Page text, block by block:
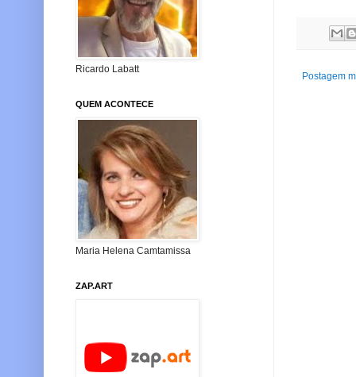
Postagem
Ricardo Labatt
QUEM ACONTECE
Maria Helena Camtamissa
ZAP.ART